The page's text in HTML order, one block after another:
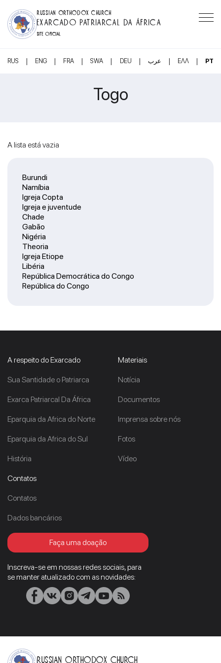
RUSSIAN ORTHODOX CHURCH
EXARCADO PATRIARCAL DA ÁFRICA
SITE OFICIAL
RUS | ENG | FRA | SWA | DEU | عرب | ΕΛΛ | PT
Togo
Burundi
Namíbia
Igreja Copta
Igreja e juventude
Chade
Gabão
Nigéria
Theoria
Igreja Etiope
Libéria
República Democrática do Congo
República do Congo
A lista está vazia
A respeito do Exarcado
Sua Santidade o Patriarca
Exarca Patriarcal Da África
Eparquia da Africa do Norte
Eparquia da Africa do Sul
História
Materiais
Notícia
Documentos
Imprensa sobre nós
Fotos
Vídeo
Contatos
Contatos
Dados bancários
Faça uma doação
Inscreva-se em nossas redes sociais, para
se manter atualizado com as novidades:
Russian Orthodox Church